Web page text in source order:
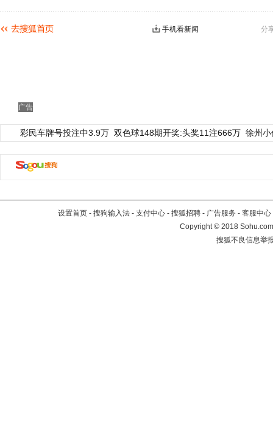
分
手机看新闻
广告
彩民车牌号投注中3.9万 双色球148期开奖:头奖11注666万 徐州
设置首页 - 搜狗输入法 - 支付中心 - 搜狐招聘 - 广告服务 - 客服中心
Copyright©2018
搜狐不良信息举